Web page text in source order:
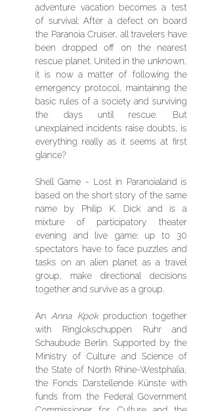
adventure vacation becomes a test
of survival: After a defect on board
the Paranoia Cruiser, all travelers have
been dropped off on the nearest
rescue planet. United in the unknown,
it is now a matter of following the
emergency protocol, maintaining the
basic rules of a society and surviving
the days until rescue. But
unexplained incidents raise doubts, is
everything really as it seems at first
glance?
Shell Game - Lost in Paranoialand is
based on the short story of the same
name by Philip K. Dick and is a
mixture of participatory theater
evening and live game: up to 30
spectators have to face puzzles and
tasks on an alien planet as a travel
group, make directional decisions
together and survive as a group.
AnAnna Kpokproduction together
with Ringlokschuppen Ruhr and
Schaubude Berlin. Supported by the
Ministry of Culture and Science of
the State of North Rhine-Westphalia,
the Fonds Darstellende Künste with
funds from the Federal Government